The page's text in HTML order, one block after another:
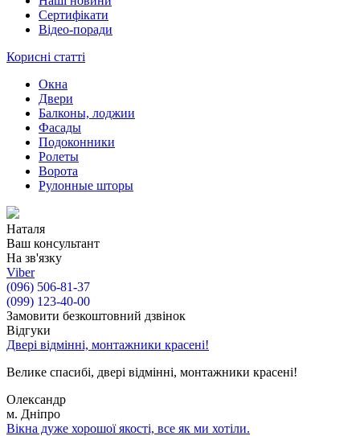
Сертифікати
Відео-поради
Корисні статті
Окна
Двери
Балконы, лоджии
Фасады
Подоконники
Ролеты
Ворота
Рулонные шторы
Наталя
Ваш консультант
На зв'язку
Viber
(096) 506-81-37
(099) 123-40-00
Замовити безкоштовний дзвінок
Відгуки
Двері відмінні, монтажники красені!
Велике спасибі, двері відмінні, монтажники красені!
Олександр
м. Дніпро
Вікна дуже хорошої якості, все як ми хотіли.